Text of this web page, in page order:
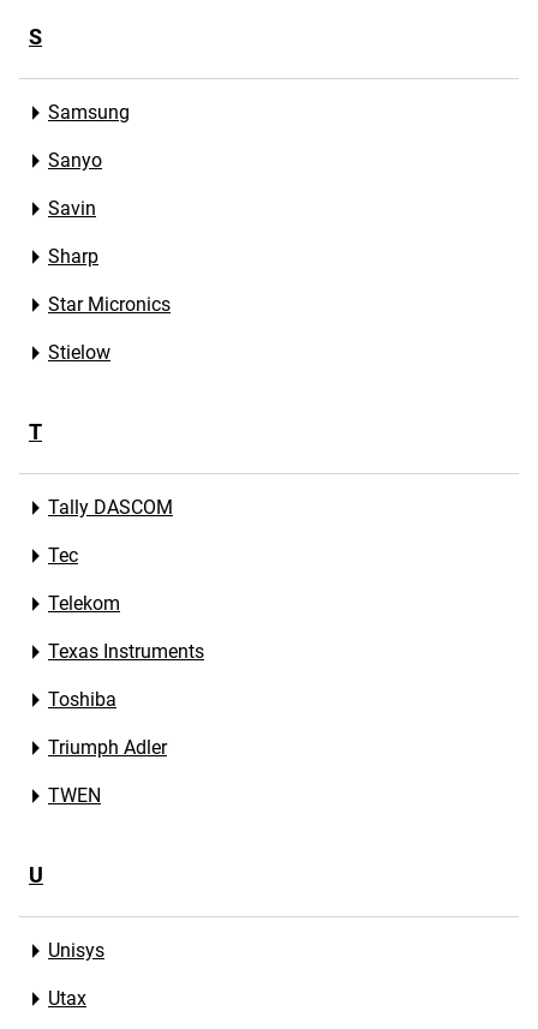
S
Samsung
Sanyo
Savin
Sharp
Star Micronics
Stielow
T
Tally DASCOM
Tec
Telekom
Texas Instruments
Toshiba
Triumph Adler
TWEN
U
Unisys
Utax